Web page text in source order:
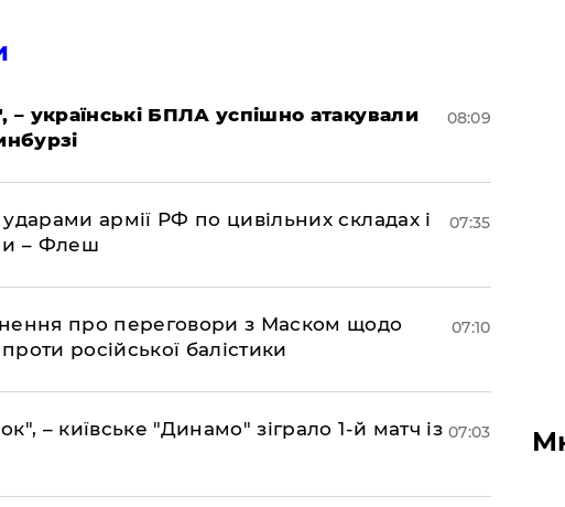
– українські БПЛА успішно атакували
08:09
армії РФ по цивільних складах і
– Флеш
07:35
про переговори з Маском щодо
російської балістики
07:10
– київське "Динамо" зіграло 1-й матч із 07:03